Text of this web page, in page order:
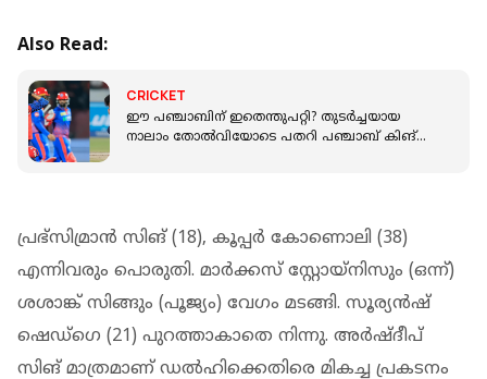
Also Read:
CRICKET
ഈ പഞ്ചാബിന് ഇതെന്തുപറ്റി? തുടര്‍ച്ചയായ
നാലാം തോല്‍വിയോടെ പതറി പഞ്ചാബ് കിങ്‌സ്;
പ്രഭ്സിമ്രാന്‍ സിങ് (18), കൂപ്പര്‍ കോണൊലി (38)
എന്നിവരും പൊരുതി. മാര്‍ക്കസ് സ്റ്റോയ്നിസും (ഒന്ന്)
ശശാങ്ക് സിങ്ങും (പൂജ്യം) വേഗം മടങ്ങി. സൂര്യന്‍ഷ്
ഷെഡ്ഗെ (21) പുറത്താകാതെ നിന്നു. അര്‍ഷ്ദീപ്
സിങ് മാത്രമാണ് ഡല്‍ഹിക്കെതിരെ മികച്ച പ്രകടനം